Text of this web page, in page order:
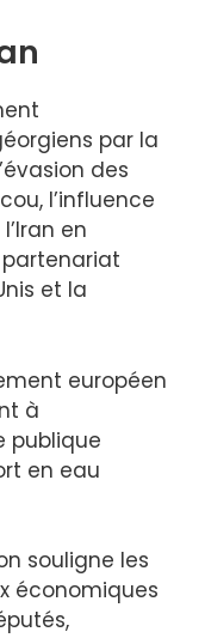
par la
des
l’influence
en
et la
européen
à
publique
en eau
souligne les
économiques